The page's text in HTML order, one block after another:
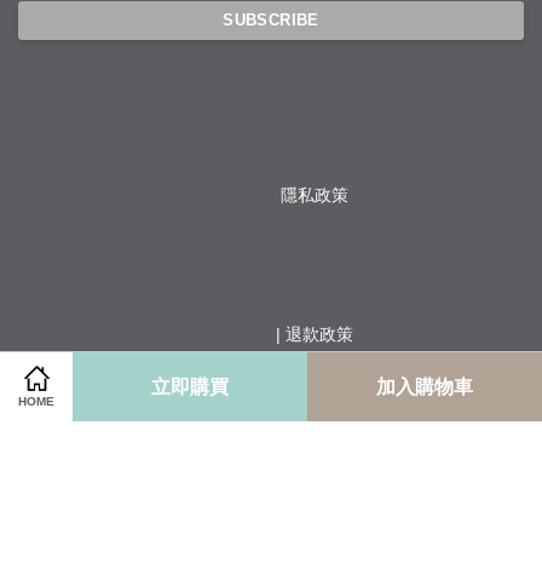
HOME
立即購買 加入購物車
隱私政策
                  |
退款政策